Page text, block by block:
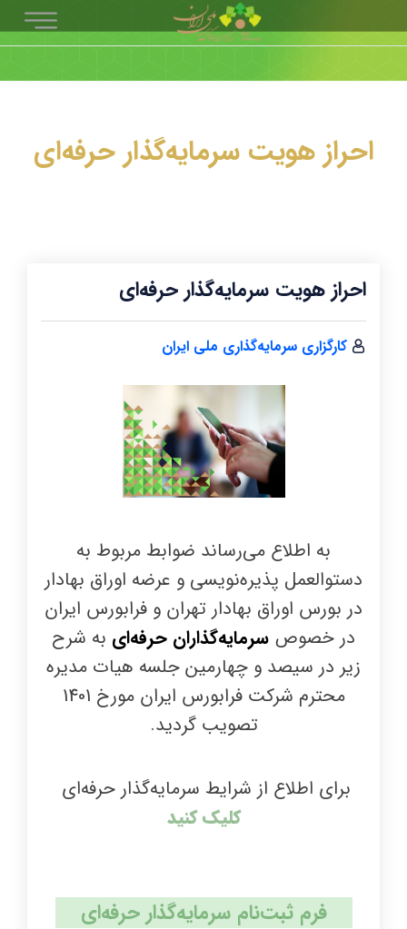
احراز هویت سرمایه‌گذار حرفه‌ای
احراز هویت سرمایه‌گذار حرفه‌ای
کارگزاری سرمایه‌گذاری ملی ایران
به اطلاع می‌رساند ضوابط مربوط به
دستوالعمل پذیره‌نویسی و عرضه اوراق بهادار
در بورس اوراق بهادار تهران و فرابورس ایران
در خصوص سرمایه‌گذاران حرفه‌ای به شرح
زیر در سیصد و چهارمین جلسه هیات مدیره
محترم شرکت فرابورس ایران مورخ 1401
تصویب گردید.
برای اطلاع از شرایط سرمایه‌گذار حرفه‌ای
کلیک کنید
فرم ثبت‌نام سرمایه‌گذار حرفه‌ای